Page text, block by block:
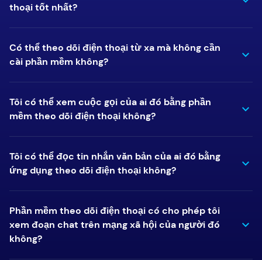
thoại tốt nhất?
Có thể theo dõi điện thoại từ xa mà không cần
cài phần mềm không?
Tôi có thể xem cuộc gọi của ai đó bằng phần
mềm theo dõi điện thoại không?
Tôi có thể đọc tin nhắn văn bản của ai đó bằng
ứng dụng theo dõi điện thoại không?
Phần mềm theo dõi điện thoại có cho phép tôi
xem đoạn chat trên mạng xã hội của người đó
không?